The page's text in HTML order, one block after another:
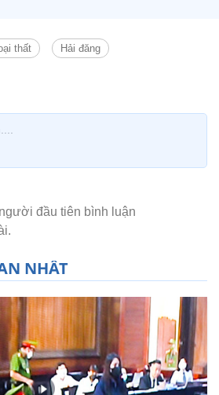
thất Hải đăng
NHẤT